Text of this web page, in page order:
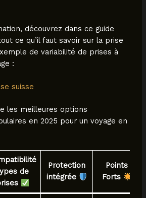
découvrez dans ce guide
ce qu’il faut savoir sur la prise
de variabilité de prises à
:
suisse
les meilleures options
en 2025 pour un voyage en
de
Protection
intégrée
Points
Forts